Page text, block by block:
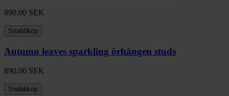
890.00 SEK
Snabbköp
Autumn leaves sparkling örhängen studs
890.00 SEK
Snabbköp